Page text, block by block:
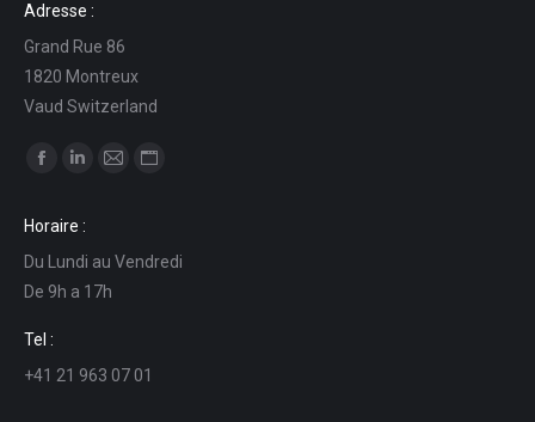
Adresse :
Grand Rue 86
1820 Montreux
Vaud Switzerland
Find us on:
opens
in
new
window
opens
in
new
in
in
Horaire :
Du Lundi au Vendredi
De 9h a 17h
Tel :
+41 21 963 07 01